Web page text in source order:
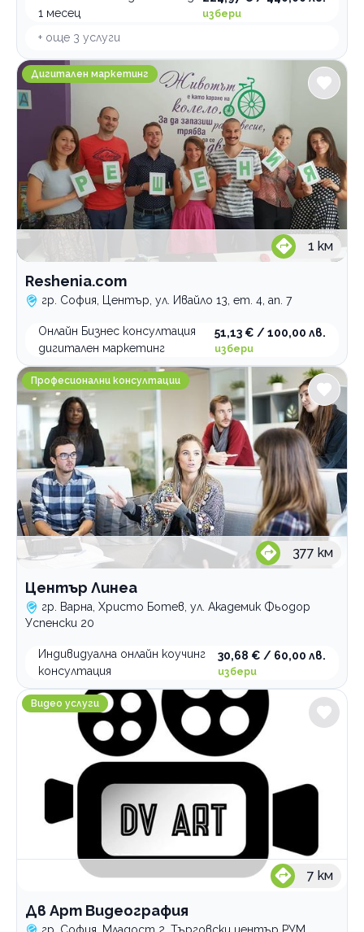
1 месец
избери
+ още 3 услуги
Reshenia.com
Дигитален маркетинг
1 км
Reshenia.com
гр. София, Център, ул. Ивайло 13, ет. 4, ап. 7
Онлайн Бизнес консултация
дигитален маркетинг
51,13 € / 100,00 лв.
избери
Център Линеа
Професионални консултации
377 км
Център Линеа
гр. Варна, Христо Ботев, ул. Академик Фьодор
Успенски 20
Индивидуална онлайн коучинг
консултация
30,68 € / 60,00 лв.
избери
Дв Арт Видеография
Видео услуги
7 км
Дв Арт Видеография